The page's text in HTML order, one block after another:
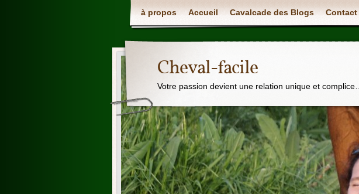
à propos Accueil Cavalcade des Blogs Contact
Cheval-facile
Votre passion devient une relation unique et complice…